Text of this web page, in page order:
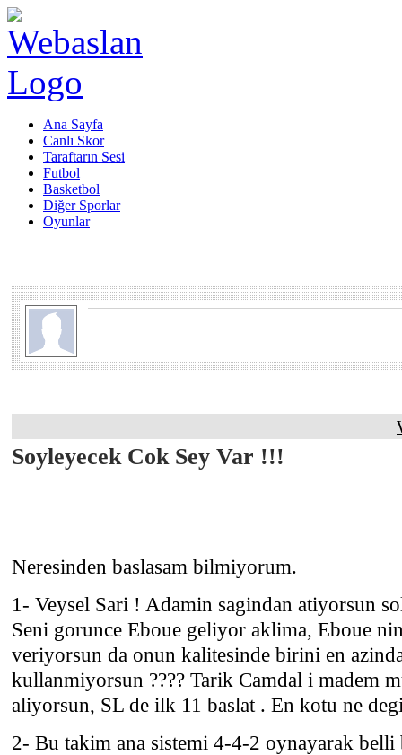
Ana Sayfa
Canlı Skor
Taraftarın Sesi
Futbol
Basketbol
Diğer Sporlar
Oyunlar
Soyleyecek Cok Sey Var !!!
Neresinden baslasam bilmiyorum.
1- Veysel Sari ! Adamin sagindan atiyorsun
Seni gorunce Eboue geliyor aklima, Eboue
veriyorsun da onun kalitesinde birini en
kullanmiyorsun ???? Tarik Camdal i madem
aliyorsun, SL de ilk 11 baslat . En kotu ne
2- Bu takim ana sistemi 4-4-2 oynayarak belli